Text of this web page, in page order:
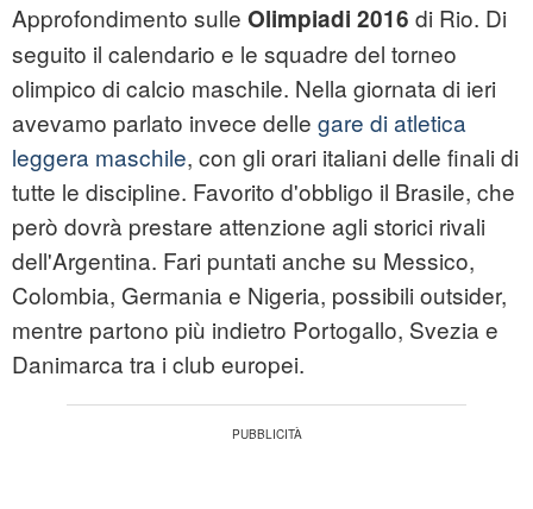
Approfondimento sulle Olimpiadi 2016 di Rio. Di
seguito il calendario e le squadre del torneo
olimpico di calcio maschile. Nella giornata di ieri
avevamo parlato invece delle gare di atletica
leggera maschile, con gli orari italiani delle finali di
tutte le discipline. Favorito d'obbligo il Brasile, che
però dovrà prestare attenzione agli storici rivali
dell'Argentina. Fari puntati anche su Messico,
Colombia, Germania e Nigeria, possibili outsider,
mentre partono più indietro Portogallo, Svezia e
Danimarca tra i club europei.